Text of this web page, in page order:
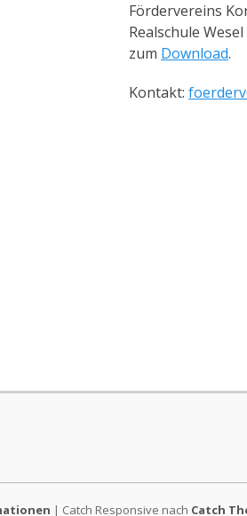
Fördervereins
Realschule
zum Download.
Kontakt:
| Catch Responsive nach Catch